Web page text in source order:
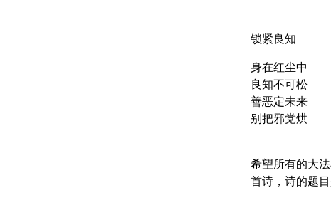
锁紧良知
身在红尘中
良知不可松
善恶定未来
别把邪党烘
希望所有的大
首诗，诗的题目